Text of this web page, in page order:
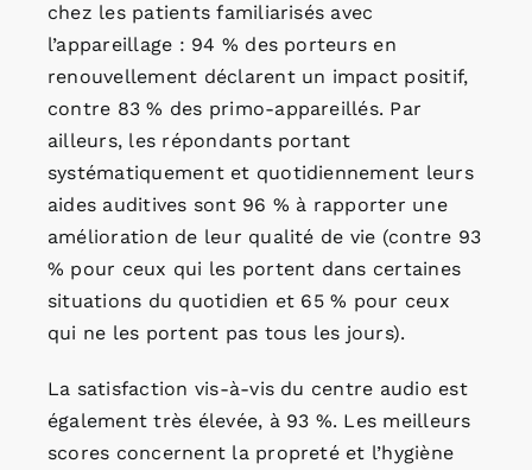
chez les patients familiarisés avec
l’appareillage : 94 % des porteurs en
renouvellement déclarent un impact positif,
contre 83 % des primo-appareillés. Par
ailleurs, les répondants portant
systématiquement et quotidiennement leurs
aides auditives sont 96 % à rapporter une
amélioration de leur qualité de vie (contre 93
% pour ceux qui les portent dans certaines
situations du quotidien et 65 % pour ceux
qui ne les portent pas tous les jours).
La satisfaction vis-à-vis du centre audio est
également très élevée, à 93 %. Les meilleurs
scores concernent la propreté et l’hygiène